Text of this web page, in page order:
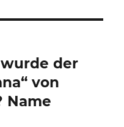
wurde der
von
Name